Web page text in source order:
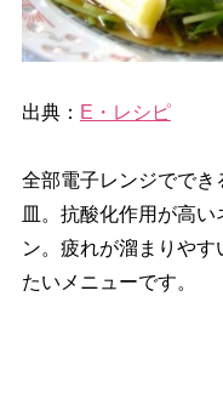
出典： E・レシピ
全部電子レンジででき
皿。抗酸化作用が高
ン。疲れが溜まりや
たいメニューです。